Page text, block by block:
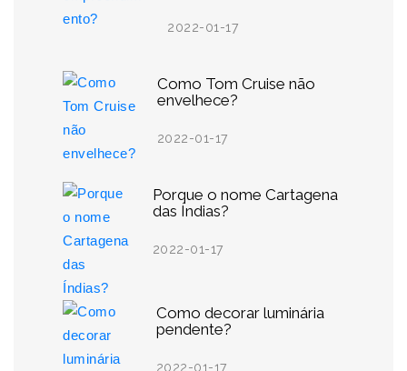
2022-01-17
Como Tom Cruise não
envelhece?
2022-01-17
Porque o nome Cartagena
das Índias?
2022-01-17
Como decorar luminária
pendente?
2022-01-17